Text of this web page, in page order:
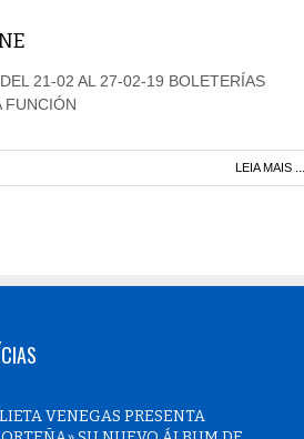
21-02 AL 27-02-19 BOLETERÍAS
FUNCIÓN
LEIA MAIS ...
VENEGAS PRESENTA